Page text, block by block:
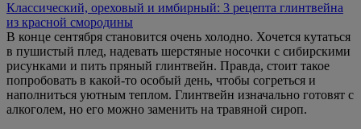
Классический, ореховый и имбирный: 3 рецепта глинтвейна
из красной смородины
В конце сентября становится очень холодно. Хочется кутаться
в пушистый плед, надевать шерстяные носочки с сибирскими
рисунками и пить пряный глинтвейн. Правда, стоит такое
попробовать в какой-то особый день, чтобы согреться и
наполниться уютным теплом. Глинтвейн изначально готовят с
алкоголем, но его можно заменить на травяной сироп.